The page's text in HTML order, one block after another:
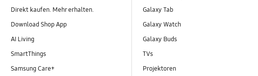
Direkt kaufen. Mehr erhalten.
Download Shop App
AI Living
SmartThings
Samsung Care+
Galaxy Tab
Galaxy Watch
Galaxy Buds
TVs
Projektoren